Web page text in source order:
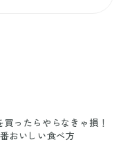
ったらやらなきゃ損！
おいしい食べ方